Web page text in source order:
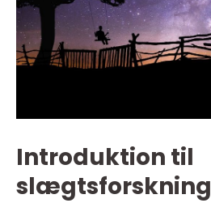
Introduktion til
slægtsforskning